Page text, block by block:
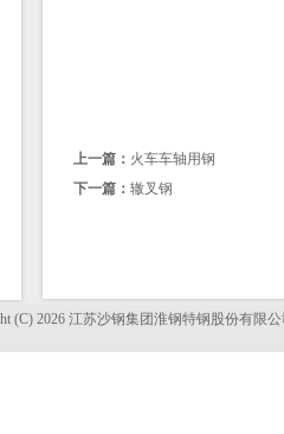
上一篇： 火车车轴用钢
下一篇： 辙叉钢
(C) 2026 江苏沙钢集团淮钢特钢股份有限